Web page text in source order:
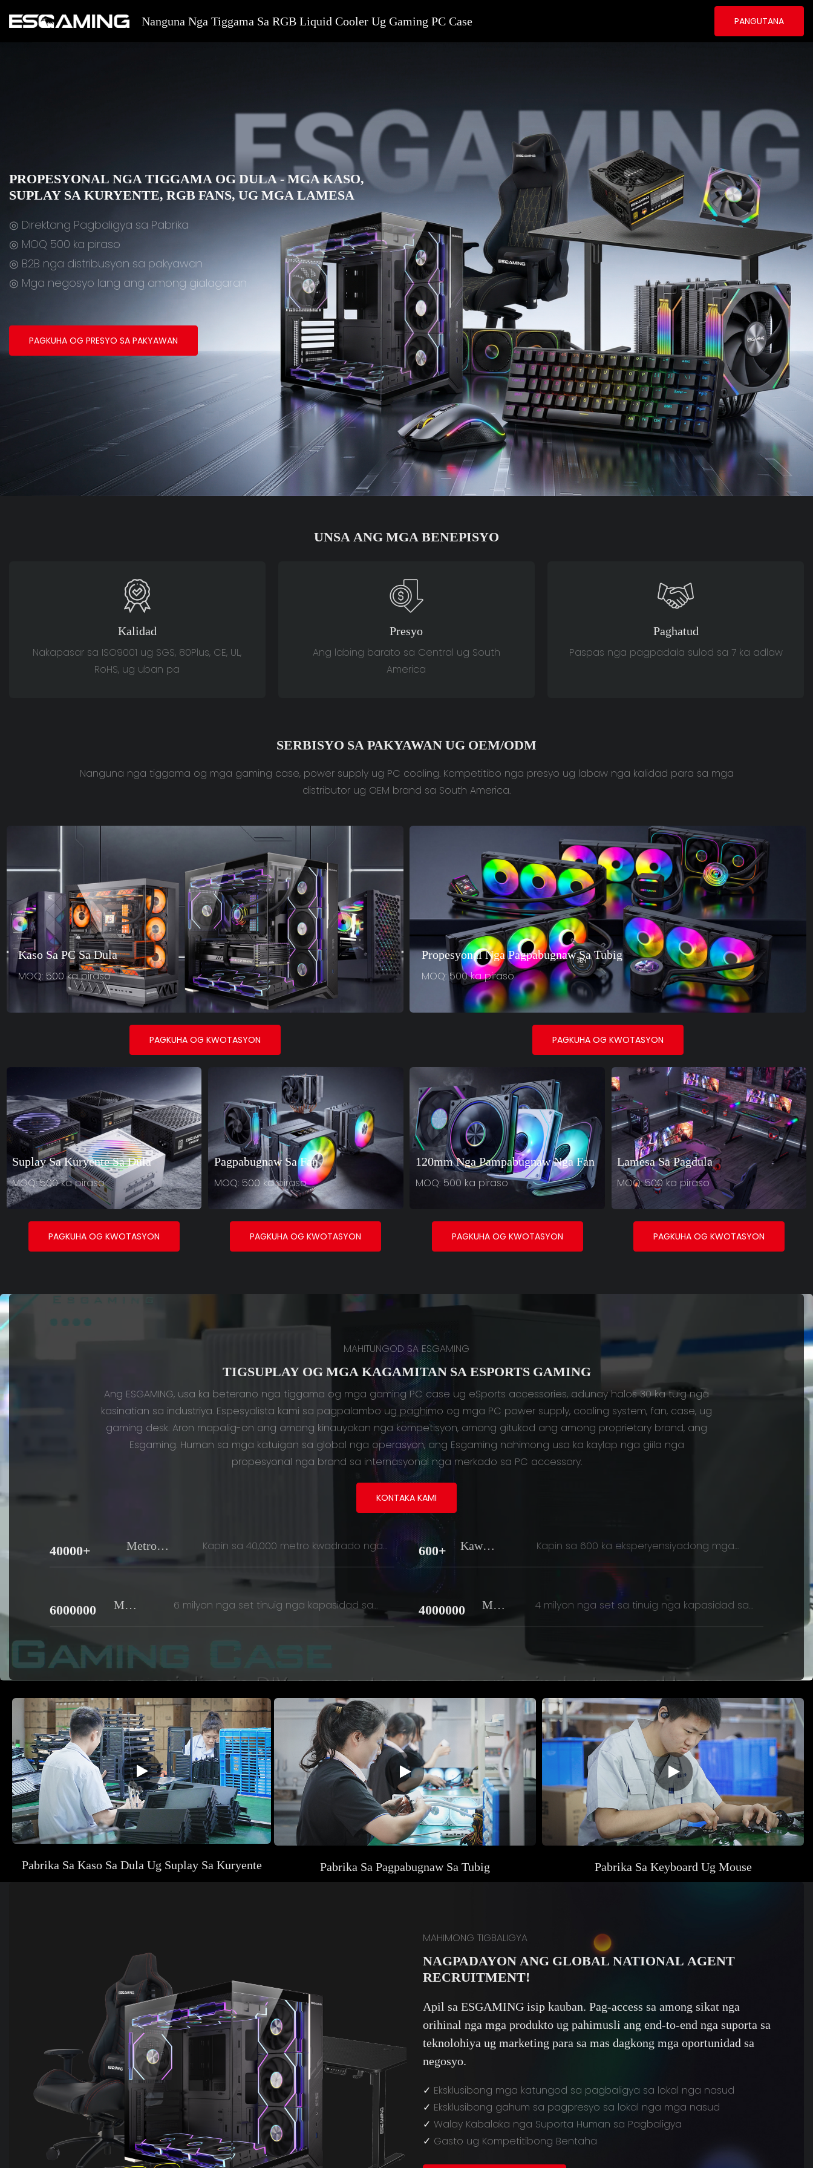
Nanguna Nga Tiggama Sa RGB Liquid Cooler Ug Gaming PC Case PANGUTANA
PROPESYONAL NGA TIGGAMA OG DULA - MGA KASO,
SUPLAY SA KURYENTE, RGB FANS, UG MGA LAMESA
◎ Direktang Pagbaligya sa Pabrika
◎ MOQ 500 ka piraso
◎ B2B nga distribusyon sa pakyawan
◎ Mga negosyo lang ang among gialagaran
PAGKUHA OG PRESYO SA PAKYAWAN
UNSA ANG MGA BENEPISYO
Kalidad
Nakapasar sa ISO9001 ug SGS, 80Plus, CE, UL,
RoHS, ug uban pa
Presyo
Ang labing barato sa Central ug South
America
Paghatud
Paspas nga pagpadala sulod sa 7 ka adlaw
SERBISYO SA PAKYAWAN UG OEM/ODM
Nanguna nga tiggama og mga gaming case, power supply ug PC cooling. Kompetitibo nga presyo ug labaw nga kalidad para sa mga
distributor ug OEM brand sa South America.
Kaso Sa PC Sa Dula
MOQ: 500 ka piraso
PAGKUHA OG KWOTASYON
Propesyonal Nga Pagpabugnaw Sa Tubig
MOQ: 500 ka piraso
PAGKUHA OG KWOTASYON
Suplay Sa Kuryente Sa Dula
MOQ: 500 ka piraso
PAGKUHA OG KWOTASYON
Pagpabugnaw Sa Fan
MOQ: 500 ka piraso
PAGKUHA OG KWOTASYON
120mm Nga Pampabugnaw Nga Fan
MOQ: 500 ka piraso
PAGKUHA OG KWOTASYON
Lamesa Sa Pagdula
MOQ: 500 ka piraso
PAGKUHA OG KWOTASYON
MAHITUNGOD SA ESGAMING
TIGSUPLAY OG MGA KAGAMITAN SA ESPORTS GAMING
Ang ESGAMING, usa ka beterano nga tiggama og mga gaming PC case ug eSports accessories, adunay halos 30 ka tuig nga
kasinatian sa industriya. Espesyalista kami sa pagpalambo ug paghimo og mga PC power supply, cooling system, fan, case, ug
gaming desk. Aron mapalig-on ang among kinauyokan nga kompetisyon, among gitukod ang among proprietary brand, ang
Esgaming. Human sa mga katuigan sa global nga operasyon, ang Esgaming nahimong usa ka kaylap nga giila nga
propesyonal nga brand sa internasyonal nga merkado sa PC accessory.
KONTAKA KAMI
40000+
Metro
Kwadrado
Kapin sa 40,000 metro kwadrado nga
600+
Kawan
I
Kapin sa 600 ka eksperyensiyadong mga
6000000
Mga
Set
6 milyon nga set tinuig nga kapasidad sa
4000000
Mga
Set
4 milyon nga set sa tinuig nga kapasidad sa
Pabrika Sa Kaso Sa Dula Ug Suplay Sa Kuryente Pabrika Sa Pagpabugnaw Sa Tubig Pabrika Sa Keyboard Ug Mouse
MAHIMONG TIGBALIGYA
NAGPADAYON ANG GLOBAL NATIONAL AGENT
RECRUITMENT!
Apil sa ESGAMING isip kauban. Pag-access sa among sikat nga
orihinal nga mga produkto ug pahimusli ang end-to-end nga suporta sa
teknolohiya ug marketing para sa mas dagkong mga oportunidad sa
negosyo.
✓ Eksklusibong mga katungod sa pagbaligya sa lokal nga nasud
✓ Eksklusibong gahum sa pagpresyo sa lokal nga mga nasud
✓ Walay Kabalaka nga Suporta Human sa Pagbaligya
✓ Gasto ug Kompetitibong Bentaha